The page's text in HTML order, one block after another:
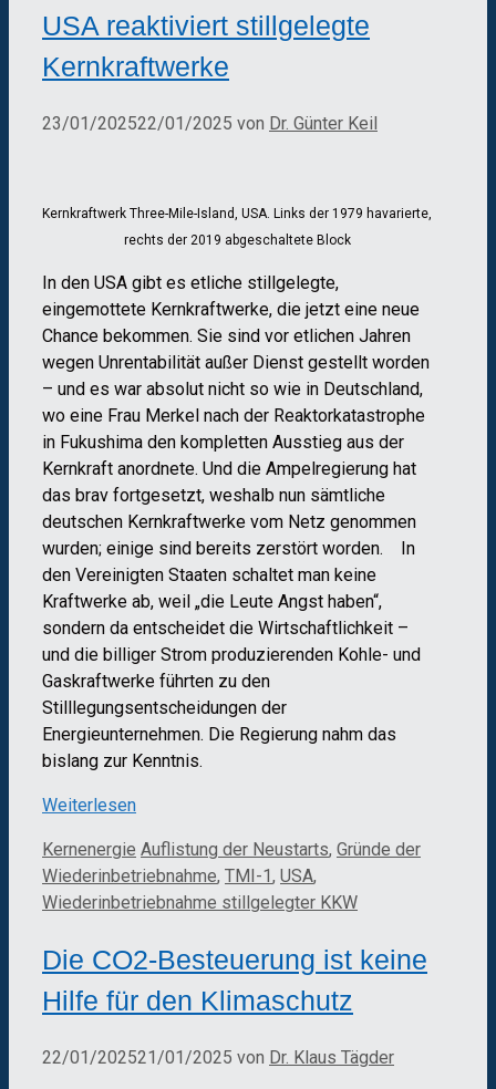
USA reaktiviert stillgelegte
Kernkraftwerke
23/01/202522/01/2025 von Dr. Günter Keil
Kernkraftwerk Three-Mile-Island, USA. Links der 1979 havarierte,
rechts der 2019 abgeschaltete Block
In den USA gibt es etliche stillgelegte,
eingemottete Kernkraftwerke, die jetzt eine neue
Chance bekommen. Sie sind vor etlichen Jahren
wegen Unrentabilität außer Dienst gestellt worden
– und es war absolut nicht so wie in Deutschland,
wo eine Frau Merkel nach der Reaktorkatastrophe
in Fukushima den kompletten Ausstieg aus der
Kernkraft anordnete. Und die Ampelregierung hat
das brav fortgesetzt, weshalb nun sämtliche
deutschen Kernkraftwerke vom Netz genommen
wurden; einige sind bereits zerstört worden. In
den Vereinigten Staaten schaltet man keine
Kraftwerke ab, weil „die Leute Angst haben“,
sondern da entscheidet die Wirtschaftlichkeit –
und die billiger Strom produzierenden Kohle- und
Gaskraftwerke führten zu den
Stilllegungsentscheidungen der
Energieunternehmen. Die Regierung nahm das
bislang zur Kenntnis.
Weiterlesen
Kategorien
Kernenergie Schlagwörter
Auflistung der Neustarts, Gründe der
Wiederinbetriebnahme, TMI-1 , USA,
Wiederinbetriebnahme stillgelegter KKW
Die CO2-Besteuerung ist keine
Hilfe für den Klimaschutz
22/01/202521/01/2025 von Dr. Klaus Tägder